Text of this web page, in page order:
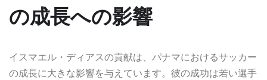
の成長への影響
イスマエル・ディアスの貢献は、パナマにおけるサッカー
の成長に大きな影響を与えています。彼の成功は若い選手